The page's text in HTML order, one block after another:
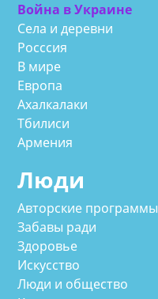
Война в Украине
Села и деревни
Росссия
В мире
Европа
Ахалкалаки
Тбилиси
Армения
Люди
Авторские программы
Забавы ради
Здоровье
Искусство
Люди и общество